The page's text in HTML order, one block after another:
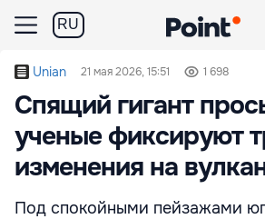
RU
Unian 21 мая 2026, 15:51 1 698
Спящий гигант
ученые фиксируют
изменения на
Под спокойными пейзажами